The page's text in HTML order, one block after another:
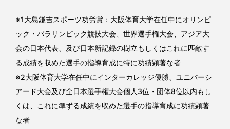
※1大島鎌吉スポーツ功労賞：大阪体育大学在任中にオリンピ
ック・パラリンピック競技大会、世界選手権大会、アジア大
会の日本代表、及び日本新記録の樹立もしくはこれに匹敵す
る成績を収めた選手の指導育成に特に功績顕著な者
※2大阪体育大学在任中にインターカレッジ優勝、ユニバーシ
アード大会及び全日本選手権大会個人3位・団体8位以内もし
くは、これに準ずる成績を収めた選手の指導育成に功績顕著
な者